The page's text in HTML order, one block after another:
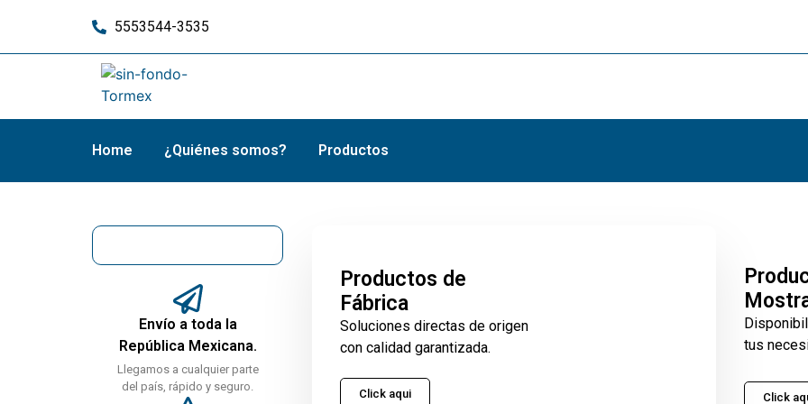
5553544-3535
Home ¿Quiénes somos? Productos
Envío a toda la
República Mexicana.
Llegamos a cualquier parte
del país, rápido y seguro.
Productos de
Fábrica
Soluciones directas de origen
con calidad garantizada.
Click aqui
tus
Click